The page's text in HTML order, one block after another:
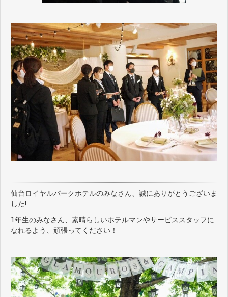
仙台ロイヤルパークホテルのみなさん、誠にありがとうございま
した!
1年生のみなさん、素晴らしいホテルマンやサービススタッフに
なれるよう、頑張ってください！